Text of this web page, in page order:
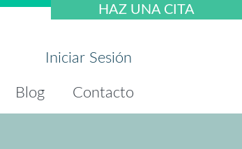
HAZ UNA CITA
Iniciar Sesión
Blog Contacto